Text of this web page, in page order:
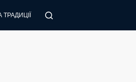
ПОРАДИ